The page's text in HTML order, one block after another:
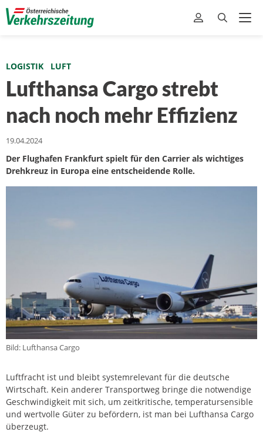
LOGISTIK LUFT
Lufthansa Cargo strebt
nach noch mehr Effizienz
19.04.2024
Der Flughafen Frankfurt spielt für den Carrier als wichtiges
Drehkreuz in Europa eine entscheidende Rolle.
Bild: Lufthansa Cargo
Luftfracht ist und bleibt systemrelevant für die deutsche
Wirtschaft. Kein anderer Transportweg bringe die notwendige
Geschwindigkeit mit sich, um zeitkritische, temperatursensible
und wertvolle Güter zu befördern, ist man bei Lufthansa Cargo
überzeugt.